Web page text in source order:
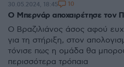
Ο Μπερνάρ αποχαιρέτησε τον
Ο Βραζιλιάνος άσος αφού
για τη στήριξη, στον
τόνισε πως η ομάδα θα
περισσότερα τρόπαια
30.05.2024, 18:45 10